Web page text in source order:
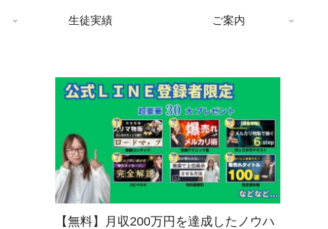
生徒実績 ご案内
【無料】月収200万円を達成したノウハ